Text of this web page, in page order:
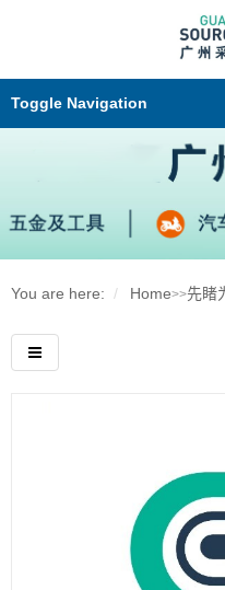
Toggle Navigation
You are here: Home>>先睹